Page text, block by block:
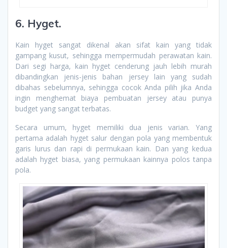
6. Hyget.
Kain hyget sangat dikenal akan sifat kain yang tidak
gampang kusut, sehingga mempermudah perawatan kain.
Dari segi harga, kain hyget cenderung jauh lebih murah
dibandingkan jenis-jenis bahan jersey lain yang sudah
dibahas sebelumnya, sehingga cocok Anda pilih jika Anda
ingin menghemat biaya pembuatan jersey atau punya
budget yang sangat terbatas.
Secara umum, hyget memiliki dua jenis varian. Yang
pertama adalah hyget salur dengan pola yang membentuk
garis lurus dan rapi di permukaan kain. Dan yang kedua
adalah hyget biasa, yang permukaan kainnya polos tanpa
pola.